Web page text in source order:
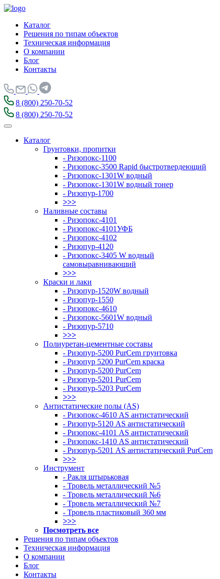
Каталог
Решения по типам объектов
Техническая информация
О компании
Блог
Контакты
8 (800) 250-70-52
8 (800) 250-70-52
Каталог
Грунтовки, пропитки
- Ризопокс-1100
- Ризопокс-3500 Rapid быстротвердеющий
- Ризопокс-1301W водный
- Ризопокс-1301W водный тонер
- Ризопур-1700
>>>
Наливные составы
- Ризопокс-4101
- Ризопокс-4101УФБ
- Ризопокс-4102
- Ризопур-4120
- Ризопокс-3405 W водный
самовыравнивающий
>>>
Краски и лаки
- Ризопур-1520W водный
- Ризопур-1550
- Ризопокс-4610
- Ризопокс-5601W водный
- Ризопур-5710
>>>
Полиуретан-цементные составы
- Ризопур-5200 PurCem грунтовка
- Ризопур 5200 PurCem краска
- Ризопур-5200 PurCem
- Ризопур-5201 PurCem
- Ризопур-5203 PurCem
>>>
Антистатические полы (AS)
- Ризопокс-4610 AS антистатический
- Ризопур-5120 AS антистатический
- Ризопокс-4101 AS антистатический
- Ризопокс-1410 AS антистатический
- Ризопур-5201 AS антистатический PurCem
>>>
Инструмент
- Ракля штырьковая
- Тровель металлический №5
- Тровель металлический №6
- Тровель металлический №7
- Тровель пластиковый 360 мм
>>>
Посмотреть все
Решения по типам объектов
Техническая информация
О компании
Блог
Контакты